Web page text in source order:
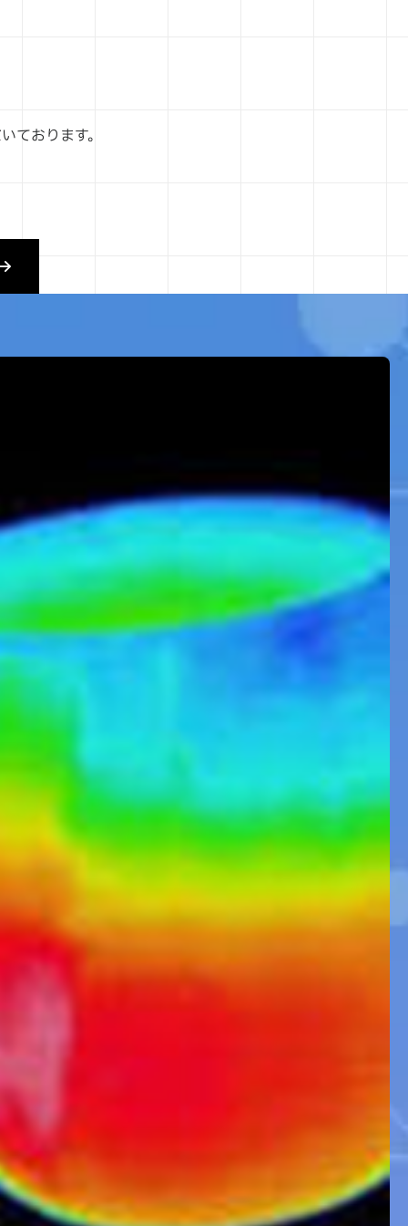
ております。